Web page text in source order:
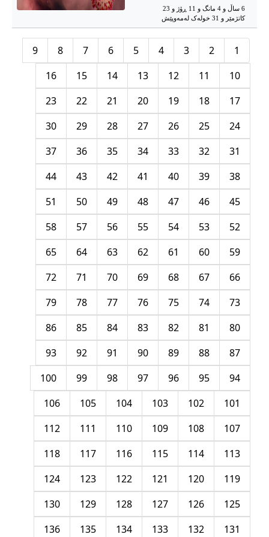
6 ساڵ و 4 مانگ و 11 ڕۆژ و 23
کاتژمێر و 31 خوله‌ک له‌مه‌وپێش‌
1
2
3
4
5
6
7
8
9
10
11
12
13
14
15
16
17
18
19
20
21
22
23
24
25
26
27
28
29
30
31
32
33
34
35
36
37
38
39
40
41
42
43
44
45
46
47
48
49
50
51
52
53
54
55
56
57
58
59
60
61
62
63
64
65
66
67
68
69
70
71
72
73
74
75
76
77
78
79
80
81
82
83
84
85
86
87
88
89
90
91
92
93
94
95
96
97
98
99
100
101
102
103
104
105
106
107
108
109
110
111
112
113
114
115
116
117
118
119
120
121
122
123
124
125
126
127
128
129
130
131
132
133
134
135
136